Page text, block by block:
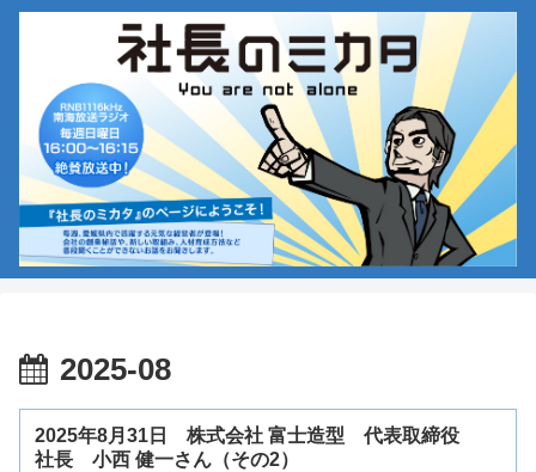
2025-08
2025年8月31日 株式会社 富士造型 代表取締役
社長 小西 健一さん（その2）